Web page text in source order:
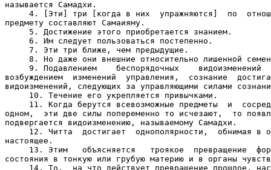
называется Самадхи.
4. [Эти] три [когда в них  упражняются]  по
предмету составляют Самаияму.
     5. Достижение этого приобретается знанием.
     6. Им следует пользоваться постепенно.
     7. Эти три ближе, чем предыдущие.
8. Но даже они внешние относительно лишенной
9. Подавлением    беспорядочных    видоизменений
возбуждением  изменений  управления,  сознание
видоизменений, следующих за управляющими силами
     10. Течение его укрепляется привычками.
11. Когда берутся всевозможные предметы  и
одном,  эти две силы попеременно то исчезают,  то
подвергается видоизменению, называемому Самадхи.
12. Читта  достигает  однополярности,  обнимая в
настоящее.
13. Этим   объясняется   троякое  превращение
состояния в тонкую или грубую материю и в органы
14. То,  на что действует превращение прошлое,